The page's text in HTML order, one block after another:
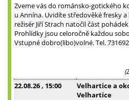
Zveme vás do románsko-gotického
u Annína. Uvidíte středověké fresky
režisér Jiří Strach natočil část
Prohlídky jsou celoročně každou
Vstupné dobro(libo)volné. Tel.
22.08.26 , 15:00
Velhartice a
Velhartice